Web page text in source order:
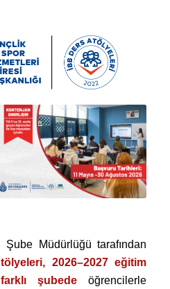
Müdürlüğü tarafından
2026–2027 eğitim
şubede öğrencilerle